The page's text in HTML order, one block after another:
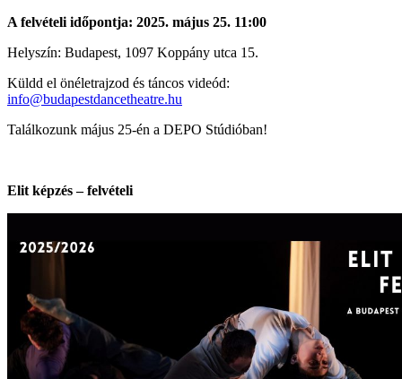
A felvételi időpontja: 2025. május 25. 11:00
Helyszín: Budapest, 1097 Koppány utca 15.
Küldd el önéletrajzod és táncos videód:
info@budapestdancetheatre.hu
Találkozunk május 25-én a DEPO Stúdióban!
Elit képzés–felvételi